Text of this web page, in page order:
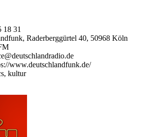
18 31
Raderberggürtel 40, 50968 Köln
www.deutschlandfunk.de/
kultur